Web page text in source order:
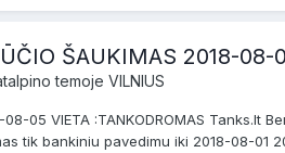
ŠAUKIMAS 2018-
temoje VILNIUS
08-05 VIETA :TANKODROMAS Tanks.lt
tik bankiniu pavedimu iki 2018-08-01